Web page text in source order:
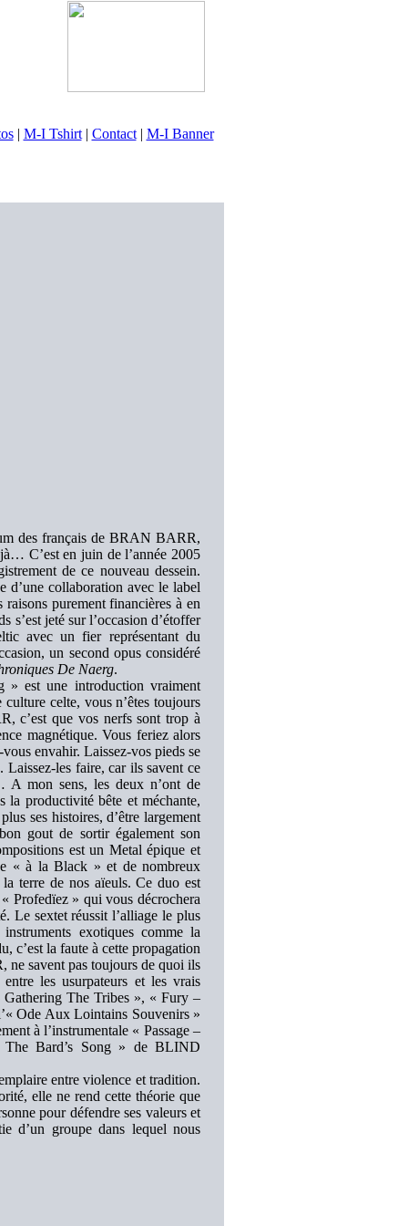
| M-I Tshirt| Contact| M-I Banner
des français de BRAN BARR,
C’est en juin de l’année 2005
de ce nouveau dessein.
collaboration avec le label
purement financières à en
s’est jeté sur l’occasion d’étoffer
avec un fier représentant du
un second opus considéré
De Naerg.
est une introduction vraiment
celte, vous n’êtes toujours
c’est que vos nerfs sont trop à
magnétique. Vous feriez alors
envahir. Laissez-vos pieds se
les faire, car ils savent ce
mon sens, les deux n’ont de
la productivité bête et méchante,
ses histoires, d’être largement
gout de sortir également son
est un Metal épique et
« à la Black » et de nombreux
terre de nos aïeuls. Ce duo est
Profedïez » qui vous décrochera
Le sextet réussit l’alliage le plus
exotiques comme la
c’est la faute à cette propagation
ne savent pas toujours de quoi ils
les usurpateurs et les vrais
Gathering The Tribes », « Fury –
Ode Aux Lointains Souvenirs »
à l’instrumentale « Passage –
Bard’s Song » de BLIND
entre violence et tradition.
elle ne rend cette théorie que
pour défendre ses valeurs et
d’un groupe dans lequel nous